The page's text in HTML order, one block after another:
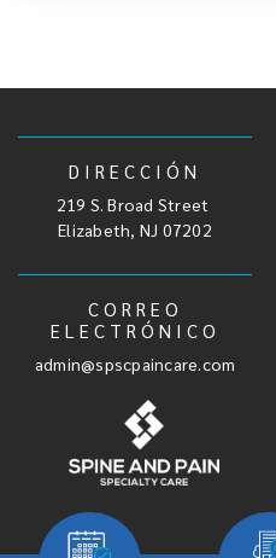
DIRECCIÓN
219 S. Broad Street
Elizabeth, NJ 07202
CORREO
ELECTRÓNICO
admin@spscpaincare.com